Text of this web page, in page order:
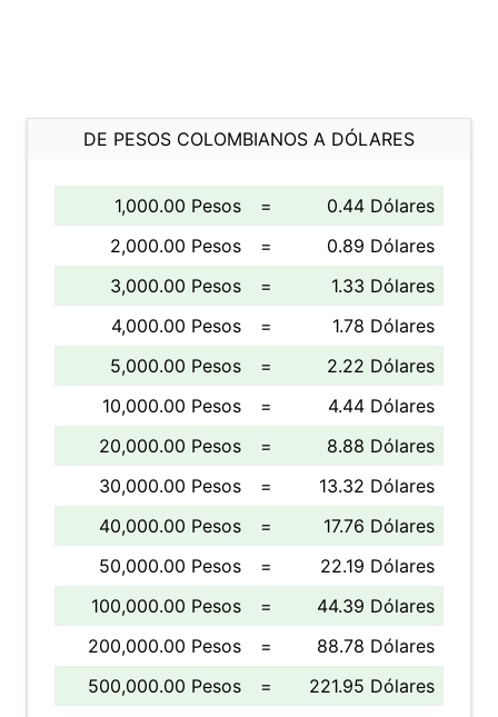
DE PESOS COLOMBIANOS A DÓLARES
1,000.00 Pesos =
0.44 Dólares
2,000.00 Pesos
=
0.89 Dólares
3,000.00 Pesos
=
1.33 Dólares
4,000.00 Pesos
=
1.78 Dólares
5,000.00 Pesos
=
2.22 Dólares
10,000.00 Pesos
=
4.44 Dólares
20,000.00 Pesos
=
8.88 Dólares
30,000.00 Pesos
=
13.32 Dólares
40,000.00 Pesos
=
17.76 Dólares
50,000.00 Pesos
=
22.19 Dólares
100,000.00 Pesos
=
44.39 Dólares
200,000.00 Pesos
=
88.78 Dólares
500,000.00 Pesos
=
221.95 Dólares